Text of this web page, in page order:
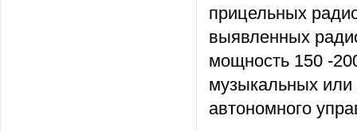
прицельных
выявленных
мощность 150 -
музыкальных
автономного